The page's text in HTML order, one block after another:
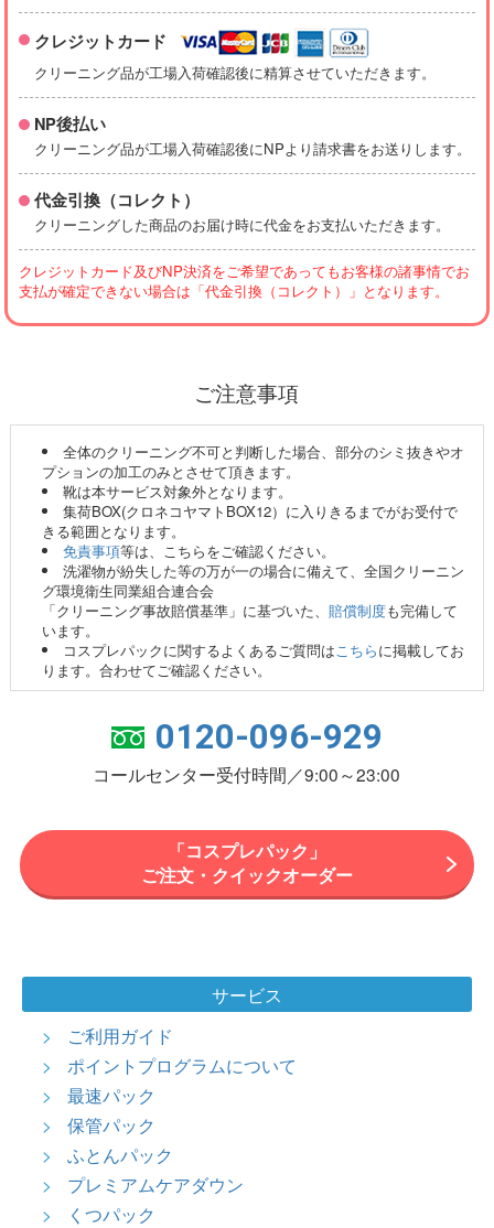
クレジットカード
クリーニング品が工場入荷確認後に精算させていただきます。
NP後払い
クリーニング品が工場入荷確認後にNPより請求書をお送りします。
代金引換（コレクト）
クリーニングした商品のお届け時に代金をお支払いただきます。
クレジットカード及びNP決済をご希望であってもお客様の諸事情でお
支払が確定できない場合は「代金引換（コレクト）」となります。
ご注意事項
全体のクリーニング不可と判断した場合、部分のシミ抜きやオ
プションの加工のみとさせて頂きます。
靴は本サービス対象外となります。
集荷BOX(クロネコヤマトBOX12）に入りきるまでがお受付で
きる範囲となります。
免責事項等は、こちらをご確認ください。
洗濯物が紛失した等の万が一の場合に備えて、全国クリーニン
グ環境衛生同業組合連合会
「クリーニング事故賠償基準」に基づいた、賠償制度も完備して
います。
コスプレパックに関するよくあるご質問はこちらに掲載してお
ります。合わせてご確認ください。
0120-096-929
コールセンター受付時間／9:00～23:00
「コスプレパック」
ご注文・クイックオーダー
サービス
ご利用ガイド
ポイントプログラムについて
最速パック
保管パック
ふとんパック
プレミアムケアダウン
くつパック